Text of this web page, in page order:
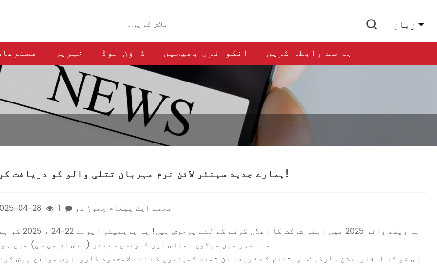
زبان
خبریں ڈاؤن لوڈ انکوائری بھیجیں ہم سے رابطہ کریں
ہمارے جدید سینٹر لائن نرم مہربان تتلی والو کو دریافت کریں!
04-28 1
مجھے ایک پیغام چھوڑ دو
ہم ویتھ واٹر 2025 میں اپنی شرکت کا اعلان کرنے کے لئے
منہ شہر میں سیگون نمائش اور کنونشن سینٹر (ایس ای سی سی) میں